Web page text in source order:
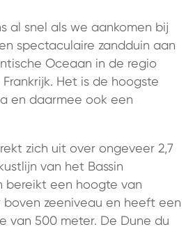
al snel als we aankomen bij
spectaculaire zandduin aan
Oceaan in de regio
Het is de hoogste
en daarmee ook een
zich uit over ongeveer 2,7
van het Bassin
bereikt een hoogte van
boven zeeniveau en heeft een
van 500 meter. De Dune du